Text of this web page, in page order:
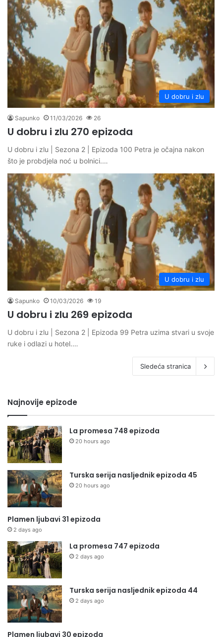
U dobru i zlu
Sapunko 11/03/2026 26
U dobru i zlu 270 epizoda
U dobru i zlu | Sezona 2 | Epizoda 100 Petra je očajna nakon
što je probdjela noć u bolnici.…
U dobru i zlu
Sapunko 10/03/2026 19
U dobru i zlu 269 epizoda
U dobru i zlu | Sezona 2 | Epizoda 99 Petra uzima stvari u svoje
ruke i odlazi u hotel.…
Sledeća stranica
Najnovije epizode
La promesa 748 epizoda
20 hours ago
Turska serija nasljednik epizoda 45
20 hours ago
Plamen ljubavi 31 epizoda
2 days ago
La promesa 747 epizoda
2 days ago
Turska serija nasljednik epizoda 44
2 days ago
Plamen ljubavi 30 epizoda